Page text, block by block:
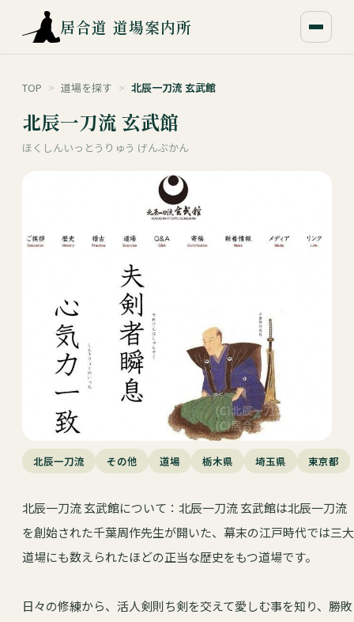
居合道 道場案内所
TOP > 道場を探す > 北辰一刀流 玄武館
北辰一刀流 玄武館
ほくしんいっとうりゅう げんぶかん
北辰一刀流 その他 道場 栃木県 埼玉県 東京都
北辰一刀流 玄武館について：北辰一刀流 玄武館は北辰一刀流
を創始された千葉周作先生が開いた、幕末の江戸時代では三大
道場にも数えられたほどの正当な歴史をもつ道場です。
日々の修練から、活人剣則ち剣を交えて愛しむ事を知り、勝敗